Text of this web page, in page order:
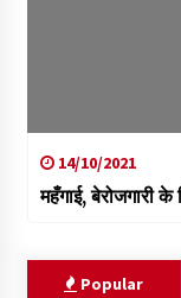
14/10/2021
महँगाई, बेरोजगारी
Popular